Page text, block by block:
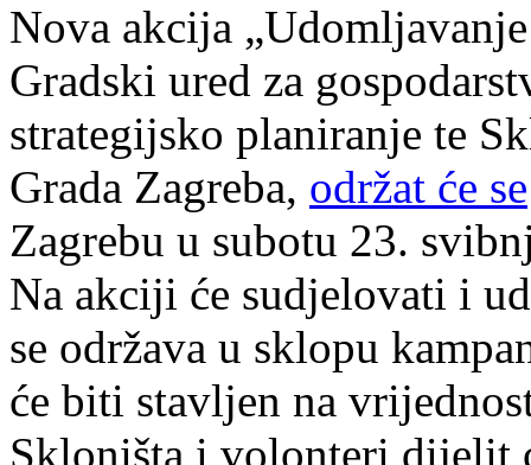
Nova akcija
Gradski ured za
strategijsko planiranje te
Grada Zagreba, održat će se
Zagrebu u subotu 23.
Na akciji će sudjelovati i
se održava u sklopu
će biti stavljen na
Skloništa i volonteri dijelit